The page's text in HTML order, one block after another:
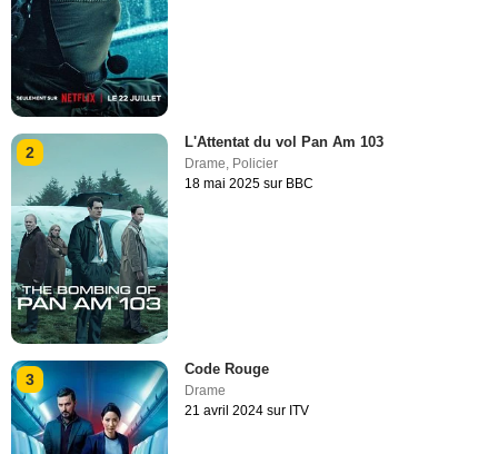
2
L'Attentat du vol Pan Am 103
Drame, Policier
18 mai 2025 sur BBC
3
Code Rouge
Drame
21 avril 2024 sur ITV